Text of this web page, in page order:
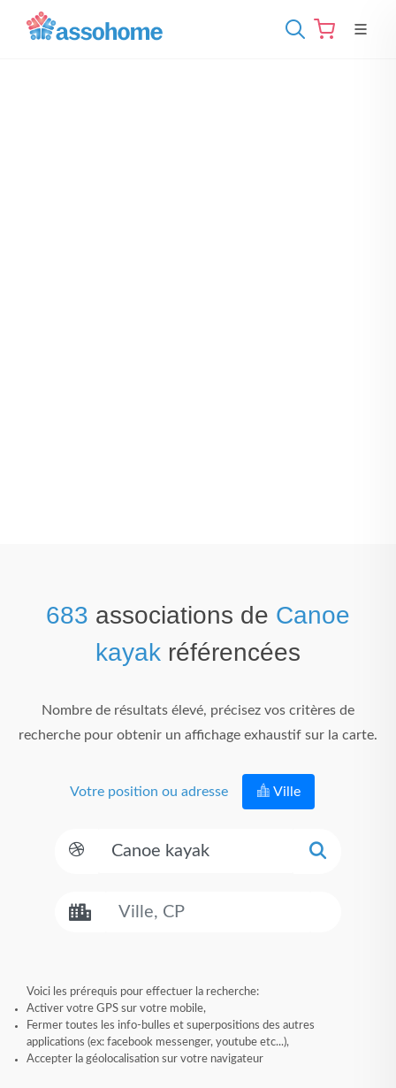
683 associations de Canoe
kayak référencées
Nombre de résultats élevé, précisez vos critères de
recherche pour obtenir un affichage exhaustif sur la carte.
Votre position ou adresse Ville
Voici les prérequis pour effectuer la recherche:
Activer votre GPS sur votre mobile,
Fermer toutes les info-bulles et superpositions des autres
applications (ex: facebook messenger, youtube etc...),
Accepter la géolocalisation sur votre navigateur